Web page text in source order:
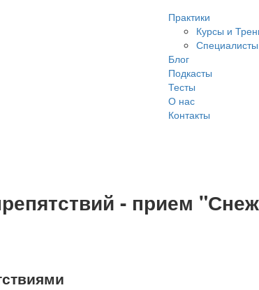
Практики
Курсы и
Специалисты
Блог
Подкасты
Тесты
О нас
Контакты
- прием